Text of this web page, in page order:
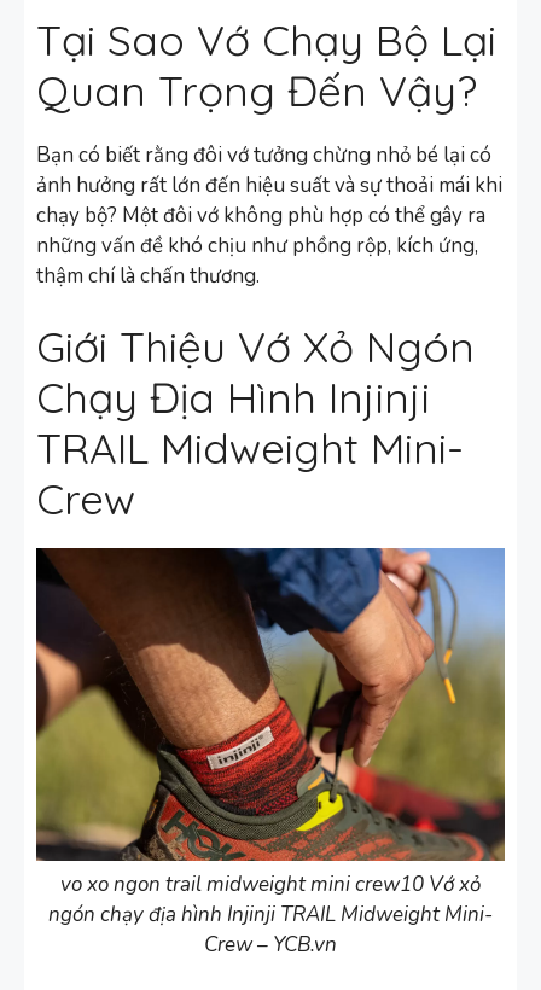
Tại Sao Vớ Chạy Bộ Lại
Quan Trọng Đến Vậy?
Bạn có biết rằng đôi vớ tưởng chừng nhỏ bé lại có
ảnh hưởng rất lớn đến hiệu suất và sự thoải mái khi
chạy bộ? Một đôi vớ không phù hợp có thể gây ra
những vấn đề khó chịu như phồng rộp, kích ứng,
thậm chí là chấn thương.
Giới Thiệu Vớ Xỏ Ngón
Chạy Địa Hình Injinji
TRAIL Midweight Mini-
Crew
vo xo ngon trail midweight mini crew10 Vớ xỏ
ngón chạy địa hình Injinji TRAIL Midweight Mini-
Crew – YCB.vn